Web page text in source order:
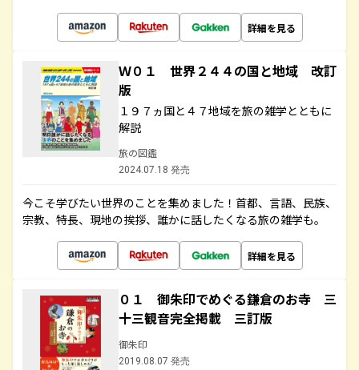
詳細を見る
Ｗ０１ 世界２４４の国と地域 改訂
版
１９７ヵ国と４７地域を旅の雑学とともに
解説
旅の図鑑
2024.07.18 発売
今こそ学びたい世界のことを集めました！首都、言語、民族、
宗教、特長、現地の挨拶、誰かに話したくなる旅の雑学も。
詳細を見る
０１ 御朱印でめぐる鎌倉のお寺 三
十三観音完全掲載 三訂版
御朱印
2019.08.07 発売